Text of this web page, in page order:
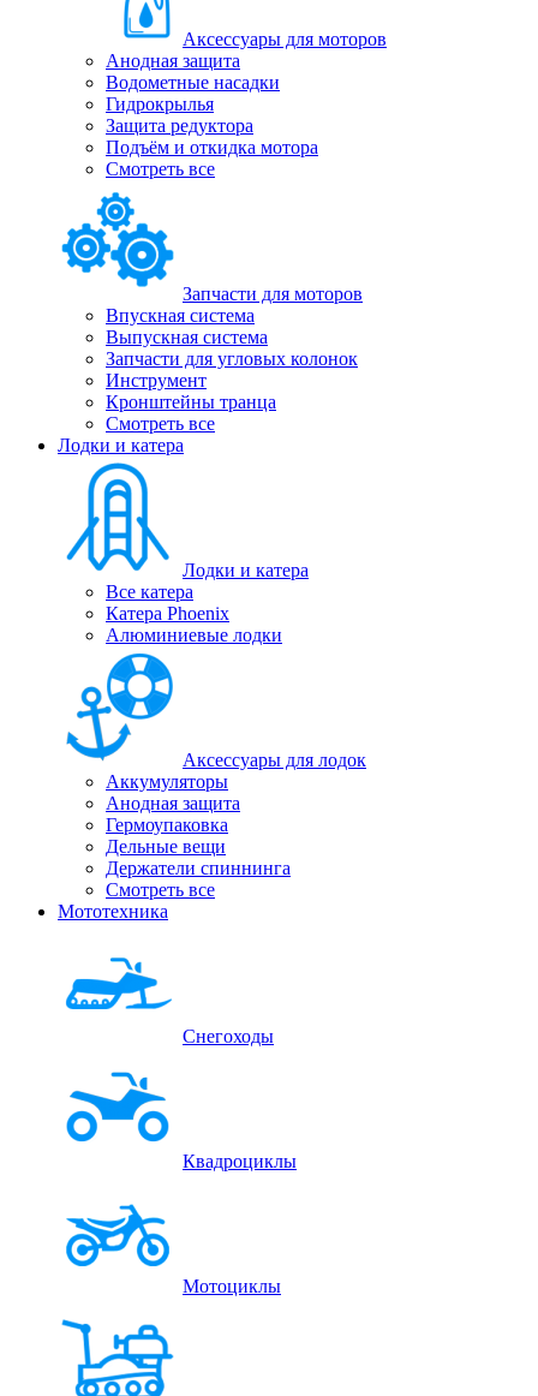
Аксессуары для моторов
Анодная защита
Водометные насадки
Гидрокрылья
Защита редуктора
Подъём и откидка мотора
Смотреть все
Запчасти для моторов
Впускная система
Выпускная система
Запчасти для угловых колонок
Инструмент
Кронштейны транца
Смотреть все
Лодки и катера
Лодки и катера
Все катера
Катера Phoenix
Алюминиевые лодки
Аксессуары для лодок
Аккумуляторы
Анодная защита
Гермоупаковка
Дельные вещи
Держатели спиннинга
Смотреть все
Мототехника
Снегоходы
Квадроциклы
Мотоциклы